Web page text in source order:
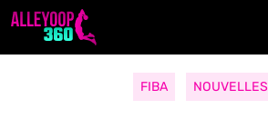
Aller
FIBA NOUVELLES